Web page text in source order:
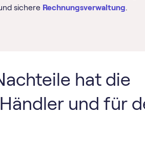
sichere Rechnungsverwaltung.
hat die
und für